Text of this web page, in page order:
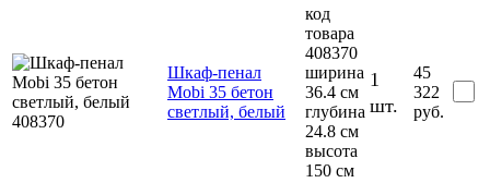
Шкаф-пенал
Mobi 35 бетон
светлый, белый
код
товара
408370
ширина
36.4 см
глубина
24.8 см
высота
150 см
1
шт.
45
322
руб.